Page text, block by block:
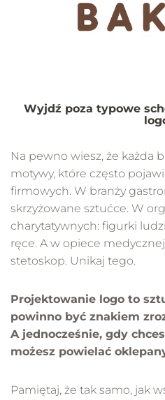
Wyjdź poza typowe
Na pewno wiesz, że każda
motywy, które często
firmowych. W branży
skrzyżowane sztućce. W
charytatywnych: figurki
ręce. A w opiece
stetoskop. Unikaj tego.
Projektowanie logo to
powinno być znakiem
A jednocześnie, gdy
możesz powielać
Pamiętaj, że tak samo, jak